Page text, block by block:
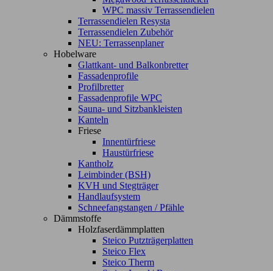
WPC massiv Terrassendielen
Terrassendielen Resysta
Terrassendielen Zubehör
NEU: Terrassenplaner
Hobelware
Glattkant- und Balkonbretter
Fassadenprofile
Profilbretter
Fassadenprofile WPC
Sauna- und Sitzbankleisten
Kanteln
Friese
Innentürfriese
Haustürfriese
Kantholz
Leimbinder (BSH)
KVH und Stegträger
Handlaufsystem
Schneefangstangen / Pfähle
Dämmstoffe
Holzfaserdämmplatten
Steico Putzträgerplatten
Steico Flex
Steico Therm